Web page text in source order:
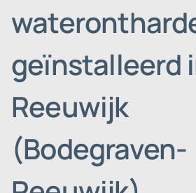
geïnstalleerd
Reeuwijk
(Bodegraven-